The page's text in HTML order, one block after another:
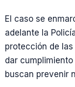
El caso se
adelante la
protección de
dar
buscan prevenir